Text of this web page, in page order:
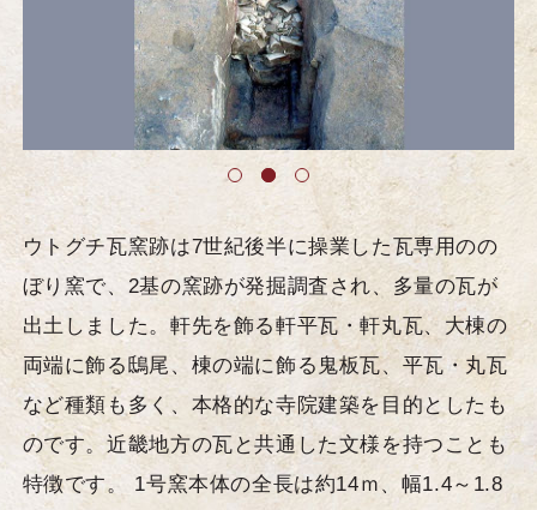
ウトグチ瓦窯跡は7世紀後半に操業した瓦専用のの
ぼり窯で、2基の窯跡が発掘調査され、多量の瓦が
出土しました。軒先を飾る軒平瓦・軒丸瓦、大棟の
両端に飾る鴟尾、棟の端に飾る鬼板瓦、平瓦・丸瓦
など種類も多く、本格的な寺院建築を目的としたも
のです。近畿地方の瓦と共通した文様を持つことも
特徴です。 1号窯本体の全長は約14ｍ、幅1.4～1.8